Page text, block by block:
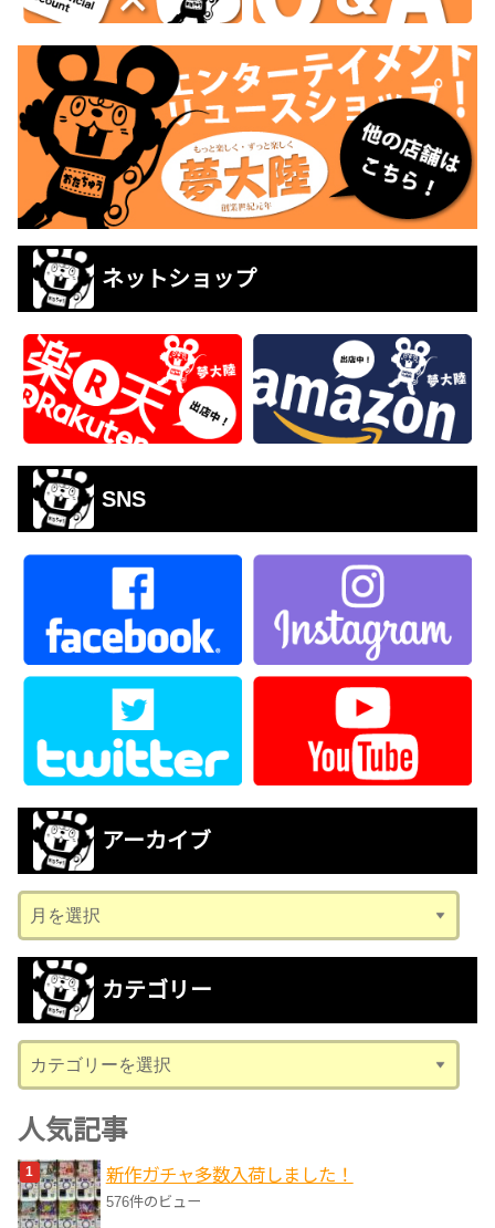
ネットショップ
SNS
アーカイブ
ー
カ
ブ
カテゴリー
テ
ゴ
リ
ー
人気記事
新作ガチャ多数入荷しました！
576件のビュー